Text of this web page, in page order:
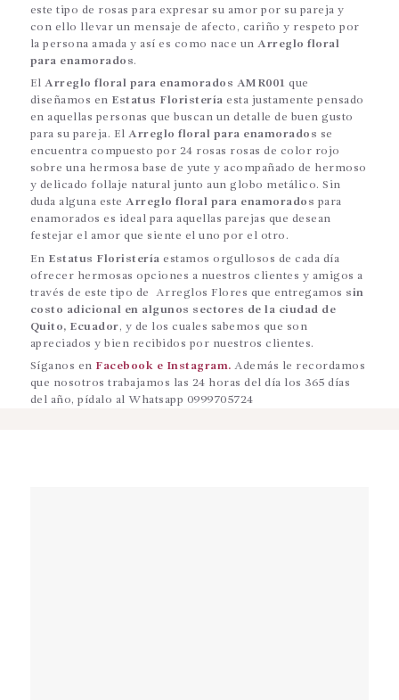
este tipo de rosas para expresar su amor por su pareja y
con ello llevar un mensaje de afecto, cariño y respeto por
la persona amada y así es como nace unArreglo floral
para enamorados.
ElArreglo floral para enamorados AMR001 que
diseñamos en Estatus Floristería esta justamente pensado
en aquellas personas que buscan un detalle de buen gusto
para su pareja. ElArreglo floral para enamorados se
encuentra compuesto por 24 rosas rosas de color rojo
sobre una hermosa base de yute y acompañado de hermoso
y delicado follaje natural junto aun globo metálico. Sin
duda alguna esteArreglo floral para enamorados para
enamorados es ideal para aquellas parejas que desean
festejar el amor que siente el uno por el otro.
En Estatus Floristería estamos orgullosos de cada día
ofrecer hermosas opciones a nuestros clientes y amigos a
través de este tipo de Arreglos Flores que entregamos sin
costo adicional en algunos sectores de la ciudad de
Quito, Ecuador, y de los cuales sabemos que son
apreciados y bien recibidos por nuestros clientes.
Síganos en Facebook e Instagram.Además le recordamos
que nosotros trabajamos las 24 horas del día los 365 días
del año, pídalo al Whatsapp 0999705724